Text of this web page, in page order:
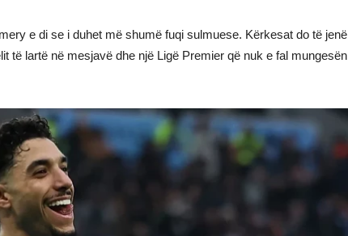
e di se i duhet më shumë fuqi sulmuese. Kërkesat do të jenë
të lartë në mesjavë dhe një Ligë Premier që nuk e fal mungesën